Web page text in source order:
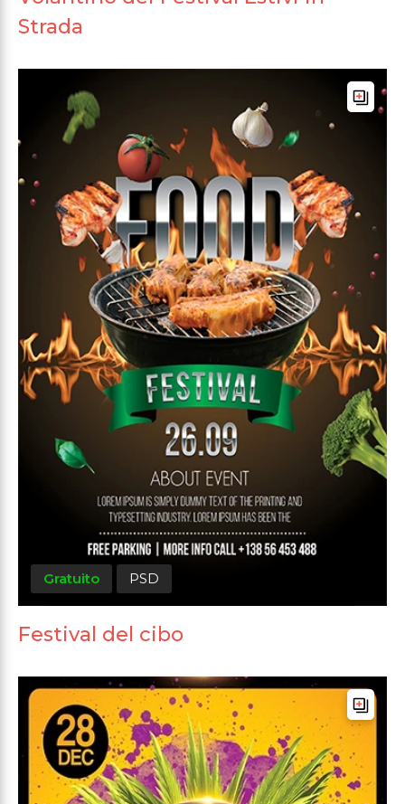
Strada
Gratuito PSD
Festival del cibo